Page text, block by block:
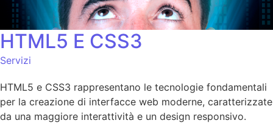
HTML5 E CSS3
Servizi
HTML5 e CSS3 rappresentano le tecnologie fondamentali
per la creazione di interfacce web moderne, caratterizzate
da una maggiore interattività e un design responsivo.